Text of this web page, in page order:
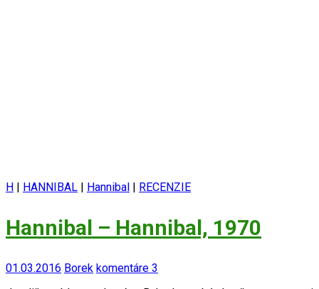
H | HANNIBAL | Hannibal | RECENZIE
Hannibal – Hannibal, 1970
01.03.2016 Borek komentáre 3